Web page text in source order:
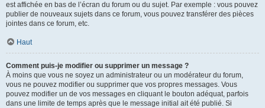
est affichée en bas de l’écran du forum ou du sujet. Par exemple : vous pouvez
publier de nouveaux sujets dans ce forum, vous pouvez transférer des pièces
jointes dans ce forum, etc.
Haut
Comment puis-je modifier ou supprimer un message ?
À moins que vous ne soyez un administrateur ou un modérateur du forum,
vous ne pouvez modifier ou supprimer que vos propres messages. Vous
pouvez modifier un de vos messages en cliquant le bouton adéquat, parfois
dans une limite de temps après que le message initial ait été publié. Si